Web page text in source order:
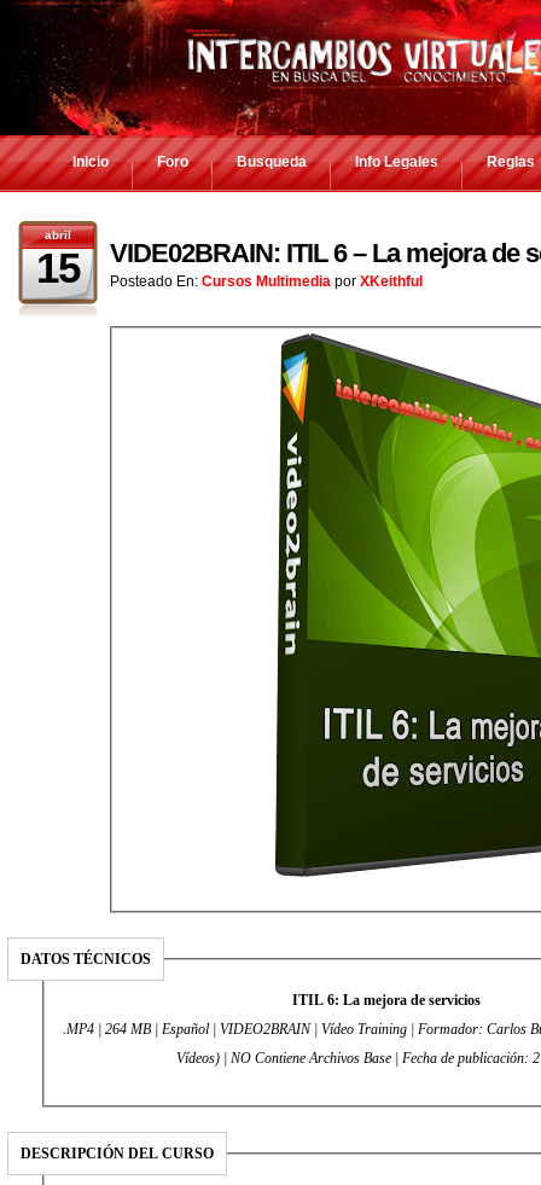
Inicio Foro Busqueda Info Legales Reglas
abril
15 VIDE02BRAIN: ITIL 6 – La mejora de
Posteado En: Cursos Multimedia por XKeithful
DATOS TÉCNICOS
ITIL 6: La mejora de servicios
.MP4 | 264 MB | Español | VIDEO2BRAIN | Vídeo Training | Formador: Carlos
Vídeos) | NO Contiene Archivos Base | Fecha de publicación:
DESCRIPCIÓN DEL CURSO